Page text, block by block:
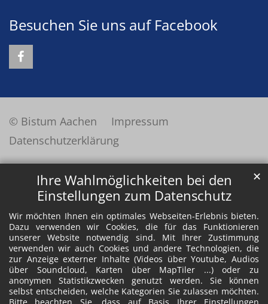
Ihre Wahlmöglichkeiten bei den
Einstellungen zum Datenschutz
Wir möchten Ihnen ein optimales Webseiten-Erlebnis bieten.
Dazu verwenden wir Cookies, die für das Funktionieren
unserer Website notwendig sind. Mit Ihrer Zustimmung
verwenden wir auch Cookies und andere Technologien, die
zur Anzeige externer Inhalte (Videos über Youtube, Audios
über Soundcloud, Karten über MapTiler ...) oder zu
anonymen Statistikzwecken genutzt werden. Sie können
selbst entscheiden, welche Kategorien Sie zulassen möchten.
✕
Besuchen Sie uns auf Facebook
© Bistum Aachen
Impressum
Datenschutzerklärung